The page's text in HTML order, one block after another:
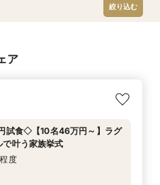
絞り込む
ア
試食◇【10名46万円～】ラグ
で叶う家族挙式
度